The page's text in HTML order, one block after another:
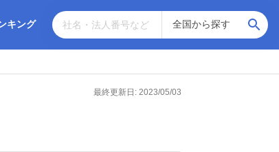
キング
最終更新日: 2023/05/03